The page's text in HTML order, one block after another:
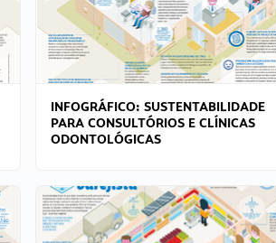
INFOGRÁFICO: SUSTENTABILIDADE
PARA CONSULTÓRIOS E CLÍNICAS
ODONTOLÓGICAS